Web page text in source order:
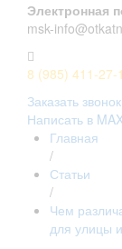
Электронная
msk-
8 (985) 411-27-
Заказать звонок
Написать в
Главная
/
Статьи
/
Чем
для улицы